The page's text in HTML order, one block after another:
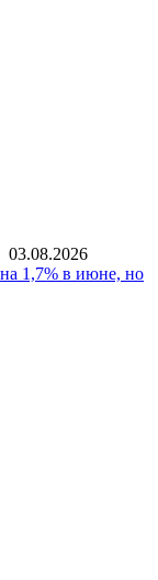
03.08.2026
1,7% в июне, но